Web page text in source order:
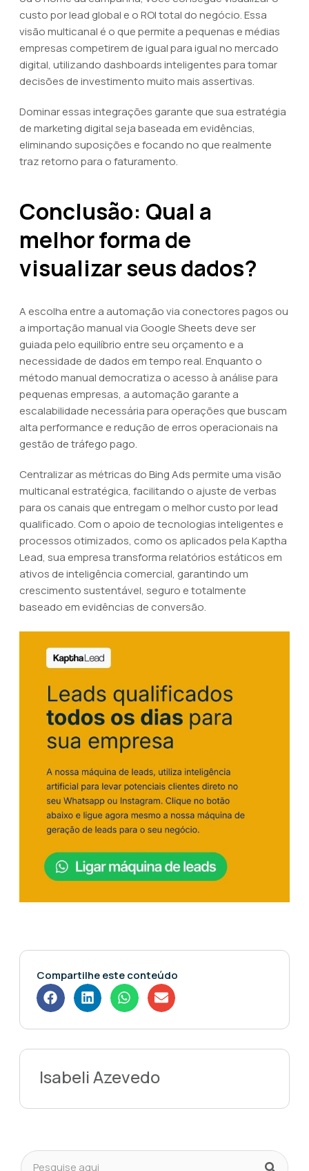
custo por lead global e o ROI total do negócio. Essa
visão multicanal é o que permite a pequenas e médias
empresas competirem de igual para igual no mercado
digital, utilizando dashboards inteligentes para tomar
decisões de investimento muito mais assertivas.
Dominar essas integrações garante que sua estratégia
de marketing digital seja baseada em evidências,
eliminando suposições e focando no que realmente
traz retorno para o faturamento.
Conclusão: Qual a
melhor forma de
visualizar seus dados?
A escolha entre a automação via conectores pagos ou
a importação manual via Google Sheets deve ser
guiada pelo equilíbrio entre seu orçamento e a
necessidade de dados em tempo real. Enquanto o
método manual democratiza o acesso à análise para
pequenas empresas, a automação garante a
escalabilidade necessária para operações que buscam
alta performance e redução de erros operacionais na
gestão de tráfego pago.
Centralizar as métricas do Bing Ads permite uma visão
multicanal estratégica, facilitando o ajuste de verbas
para os canais que entregam o melhor custo por lead
qualificado. Com o apoio de tecnologias inteligentes e
processos otimizados, como os aplicados pela Kaptha
Lead, sua empresa transforma relatórios estáticos em
ativos de inteligência comercial, garantindo um
crescimento sustentável, seguro e totalmente
baseado em evidências de conversão.
Compartilhe este conteúdo
Isabeli Azevedo